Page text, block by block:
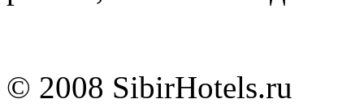
© 2008 SibirHotels.ru